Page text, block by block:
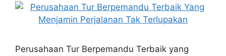
Perusahaan Tur Berpemandu Terbaik yang